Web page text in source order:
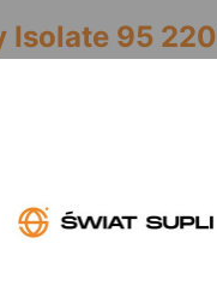
Isolate 95
przed snem). 1
Spożyć